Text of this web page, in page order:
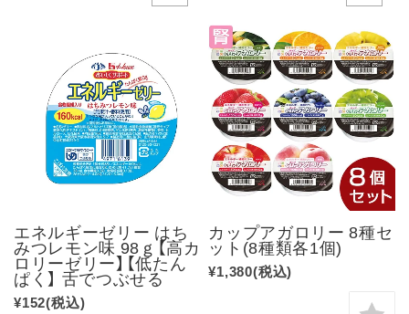
エネルギーゼリー はち
みつレモン味 98ｇ【高カ
ロリーゼリー】【低たん
ぱく】 舌でつぶせる
¥152(税込)
カップアガロリー 8種セ
ット(8種類各1個)
¥1,380(税込)